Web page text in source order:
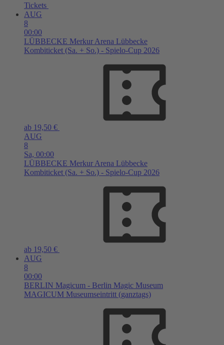
Tickets
AUG
8
00:00
LÜBBECKE Merkur Arena Lübbecke
Kombiticket (Sa. + So.) - Spielo-Cup 2026
ab 19,50 €
AUG
8
Sa, 00:00
LÜBBECKE Merkur Arena Lübbecke
Kombiticket (Sa. + So.) - Spielo-Cup 2026
ab 19,50 €
AUG
8
00:00
BERLIN Magicum - Berlin Magic Museum
MAGICUM Museumseintritt (ganztags)